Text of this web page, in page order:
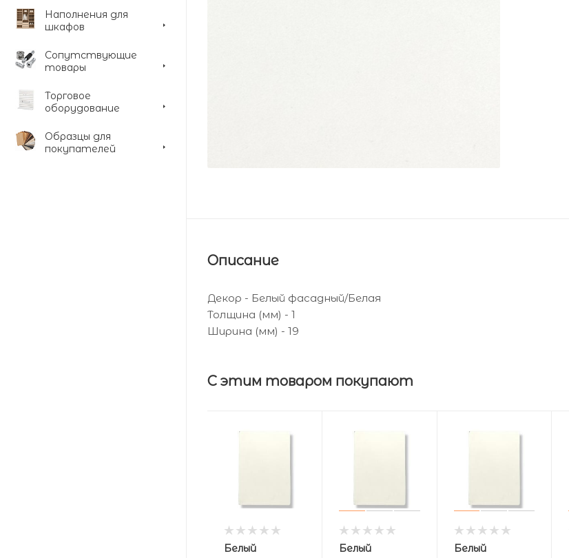
Наполнения для
шкафов
Сопутствующие
товары
Торговое
оборудование
Образцы для
покупателей
Описание
Декор - Белый фасадный/Белая
Толщина (мм) - 1
Ширина (мм) - 19
С этим товаром покупают
Белый
Белый
Белый